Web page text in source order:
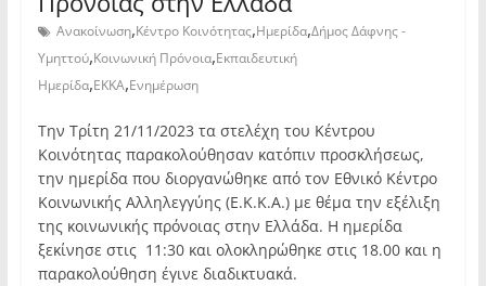
Ανακοίνωση,Κέντρο Κοινότητας,Ημερίδα,Δήμος Δάφνης -
Υμηττού,Κοινωνική Πρόνοια,Εκπαιδευτική
Ημερίδα,ΕΚΚΑ,Ενημέρωση
Την Τρίτη 21/11/2023 τα στελέχη του Κέντρου
Κοινότητας παρακολούθησαν κατόπιν προσκλήσεως,
την ημερίδα που διοργανώθηκε από τον Εθνικό Κέντρο
Κοινωνικής Αλληλεγγύης (Ε.Κ.Κ.Α.) με θέμα την εξέλιξη
της κοινωνικής πρόνοιας στην Ελλάδα. Η ημερίδα
ξεκίνησε στις 11:30 και ολοκληρώθηκε στις 18.00 και η
παρακολούθηση έγινε διαδικτυακά.